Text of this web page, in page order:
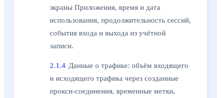
экраны Приложения, время и дата
использования, продолжительность сессий,
события входа и выхода из учётной
записи.
2.1.4 Данные о трафике: объём входящего
и исходящего трафика через созданные
прокси-соединения, временные метки,